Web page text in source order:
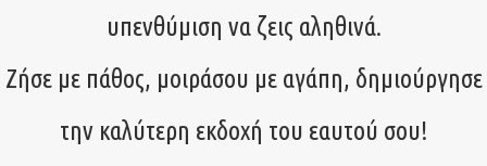
υπενθύμιση να ζεις αληθινά.
Ζήσε με πάθος, μοιράσου με αγάπη, δημιούργησε
την καλύτερη εκδοχή του εαυτού σου!